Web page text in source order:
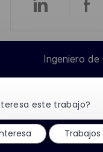
a
i
Compartir
a
través
de
LinkedIn
a
de
Ingeniero
este trabajo?
Trabajos